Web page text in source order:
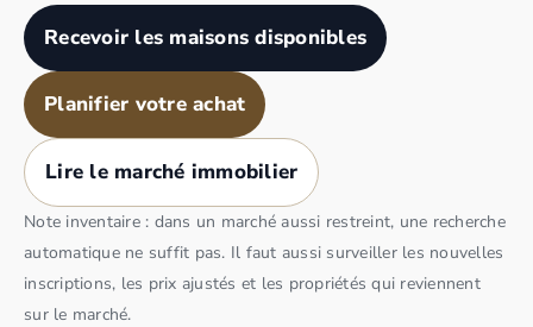
Recevoir les maisons disponibles
Planifier votre achat
Lire le marché immobilier
Note inventaire : dans un marché aussi restreint, une recherche
automatique ne suffit pas. Il faut aussi surveiller les nouvelles
inscriptions, les prix ajustés et les propriétés qui reviennent
sur le marché.